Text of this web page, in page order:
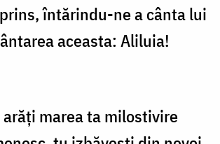
întărindu-ne a cânta lui
aceasta: Aliluia!
arăți marea ta milostivire